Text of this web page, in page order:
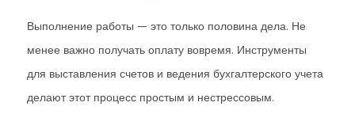
Выполнение работы — это только половина дела. Не
менее важно получать оплату вовремя. Инструменты
для выставления счетов и ведения бухгалтерского учета
делают этот процесс простым и нестрессовым.